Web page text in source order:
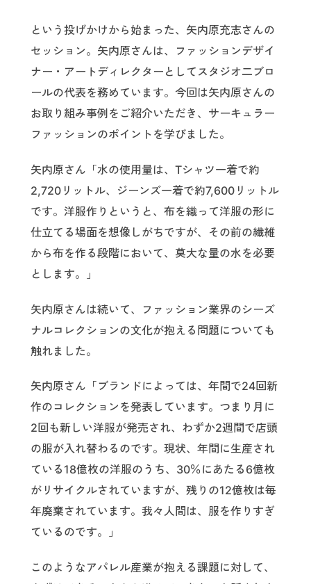
という投げかけから始まった、矢内原充志さんの
セッション。矢内原さんは、ファッションデザイ
ナー・アートディレクターとしてスタジオ二ブロ
ールの代表を務めています。今回は矢内原さんの
お取り組み事例をご紹介いただき、サーキュラー
ファッションのポイントを学びました。
矢内原さん「水の使用量は、Tシャツ一着で約
2,720リットル、ジーンズ一着で約7,600リットル
です。洋服作りというと、布を織って洋服の形に
仕立てる場面を想像しがちですが、その前の繊維
から布を作る段階において、莫大な量の水を必要
とします。」
矢内原さんは続いて、ファッション業界のシーズ
ナルコレクションの文化が抱える問題についても
触れました。
矢内原さん「ブランドによっては、年間で24回新
作のコレクションを発表しています。つまり月に
2回も新しい洋服が発売され、わずか2週間で店頭
の服が入れ替わるのです。現状、年間に生産され
ている18億枚の洋服のうち、30％にあたる6億枚
がリサイクルされていますが、残りの12億枚は毎
年廃棄されています。我々人間は、服を作りすぎ
ているのです。」
このようなアパレル産業が抱える課題に対して、